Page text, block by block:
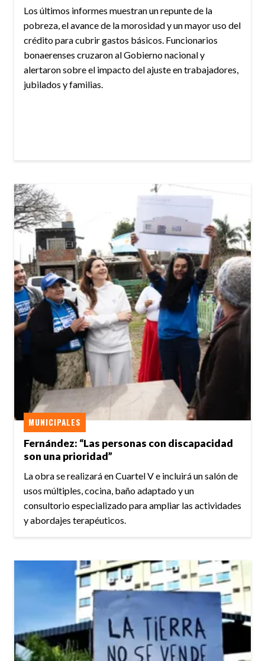
Los últimos informes muestran un repunte de la
pobreza, el avance de la morosidad y un mayor uso del
crédito para cubrir gastos básicos. Funcionarios
bonaerenses cruzaron al Gobierno nacional y
alertaron sobre el impacto del ajuste en trabajadores,
jubilados y familias.
Fernández: “Las personas con discapacidad
son una prioridad”
MUNICIPALES
La obra se realizará en Cuartel V e incluirá un salón de
usos múltiples, cocina, baño adaptado y un
consultorio especializado para ampliar las actividades
y abordajes terapéuticos.